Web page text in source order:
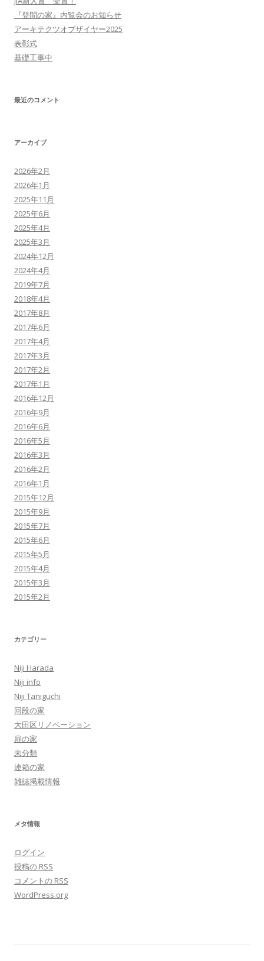
『登間の家』内覧会のお知らせ
アーキテクツオブザイヤー2025
表彰式
基礎工事中
最近のコメント
アーカイブ
2026年2月
2026年1月
2025年11月
2025年6月
2025年4月
2025年3月
2024年12月
2024年4月
2019年7月
2018年4月
2017年8月
2017年6月
2017年4月
2017年3月
2017年2月
2017年1月
2016年12月
2016年9月
2016年6月
2016年5月
2016年3月
2016年2月
2016年1月
2015年12月
2015年9月
2015年7月
2015年6月
2015年5月
2015年4月
2015年3月
2015年2月
カテゴリー
Niji Harada
Niji info
Niji Taniguchi
回段の家
大田区リノベーション
扉の家
未分類
連箱の家
雑誌掲載情報
メタ情報
ログイン
投稿の RSS
コメントの RSS
WordPress.org